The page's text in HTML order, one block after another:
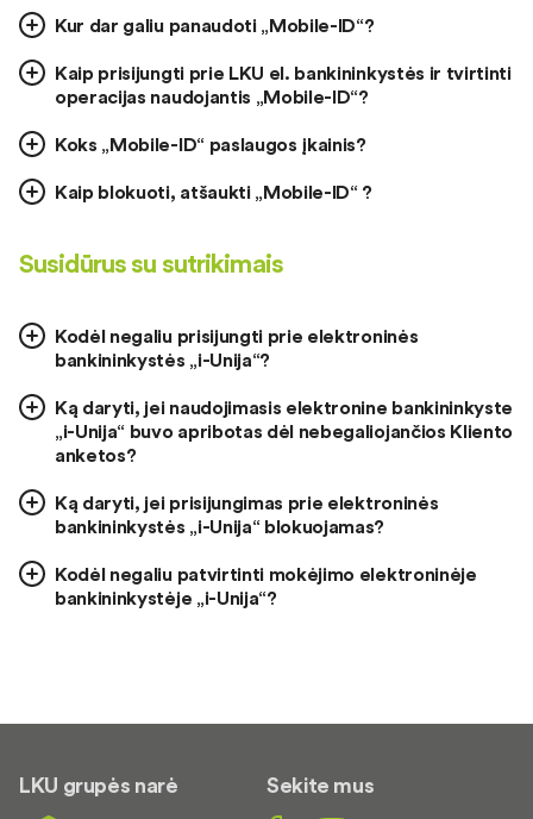
Kur dar galiu panaudoti „Mobile-ID“?
Kaip prisijungti prie LKU el. bankininkystės ir tvirtinti
operacijas naudojantis „Mobile-ID“?
Koks „Mobile-ID“ paslaugos įkainis?
Kaip blokuoti, atšaukti „Mobile-ID“ ?
Susidūrus su sutrikimais
Kodėl negaliu prisijungti prie elektroninės
bankininkystės „i-Unija“?
Ką daryti, jei naudojimasis elektronine bankininkyste
„i-Unija“ buvo apribotas dėl nebegaliojančios Kliento
anketos?
Ką daryti, jei prisijungimas prie elektroninės
bankininkystės „i-Unija“ blokuojamas?
Kodėl negaliu patvirtinti mokėjimo elektroninėje
bankininkystėje „i-Unija“?
LKU grupės narė Sekite mus